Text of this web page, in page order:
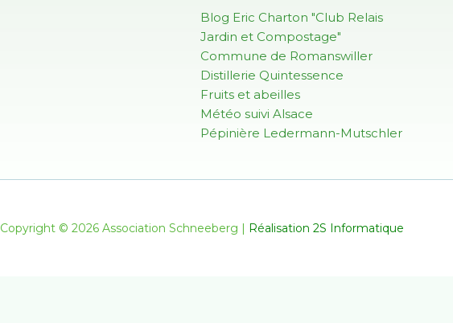
Blog Eric Charton "Club Relais
Jardin et Compostage"
Commune de Romanswiller
Distillerie Quintessence
Fruits et abeilles
Météo suivi Alsace
Pépinière Ledermann-Mutschler
Copyright © 2026 Association Schneeberg | Réalisation 2S Informatique